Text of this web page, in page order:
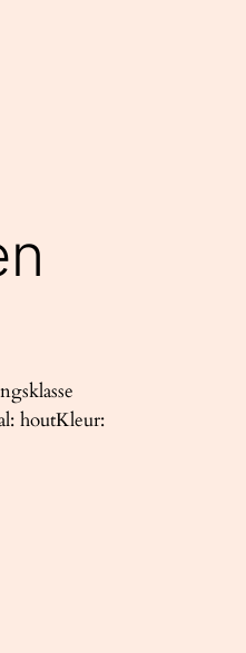
houtKleur: